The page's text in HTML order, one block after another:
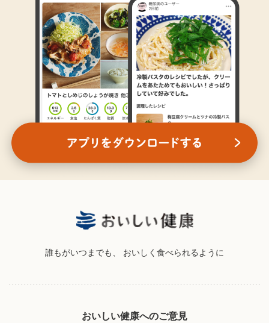
誰もがいつまでも、 おいしく食べられるように
おいしい健康へのご意見